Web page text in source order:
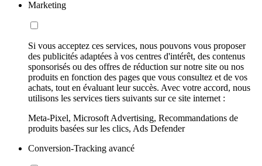
Marketing
Si vous acceptez ces services, nous pouvons vous proposer
des publicités adaptées à vos centres d'intérêt, des contenus
sponsorisés ou des offres de réduction sur notre site ou nos
produits en fonction des pages que vous consultez et de vos
achats, tout en évaluant leur succès. Avec votre accord, nous
utilisons les services tiers suivants sur ce site internet :
Meta-Pixel, Microsoft Advertising, Recommandations de
produits basées sur les clics, Ads Defender
Conversion-Tracking avancé